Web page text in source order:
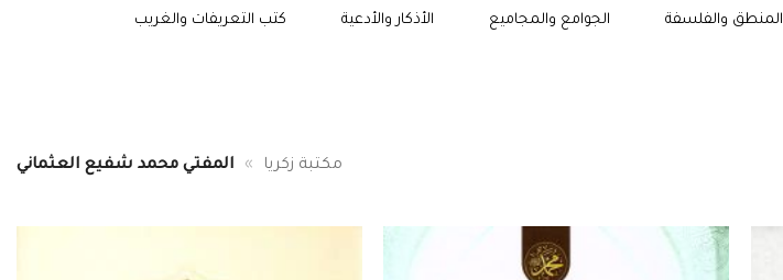
كتب التعريفات والغريب الأذكار والأدعية الجوامع والمجاميع المنطق والفلسفة
مكتبة زكريا » المفتي محمد شفيع العثماني